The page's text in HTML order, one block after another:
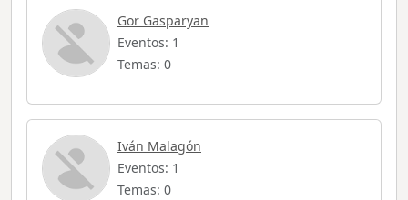
Gor Gasparyan
Eventos: 1
Temas: 0
Iván Malagón
Eventos: 1
Temas: 0